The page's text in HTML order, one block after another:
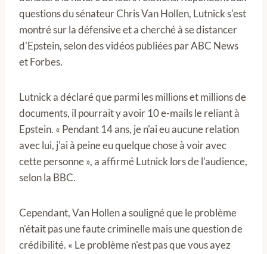
questions du sénateur Chris Van Hollen, Lutnick s'est
montré sur la défensive et a cherché à se distancer
d'Epstein, selon des vidéos publiées par ABC News
et Forbes.
Lutnick a déclaré que parmi les millions et millions de
documents, il pourrait y avoir 10 e-mails le reliant à
Epstein. « Pendant 14 ans, je n'ai eu aucune relation
avec lui, j'ai à peine eu quelque chose à voir avec
cette personne », a affirmé Lutnick lors de l'audience,
selon la BBC.
Cependant, Van Hollen a souligné que le problème
n'était pas une faute criminelle mais une question de
crédibilité. « Le problème n'est pas que vous ayez